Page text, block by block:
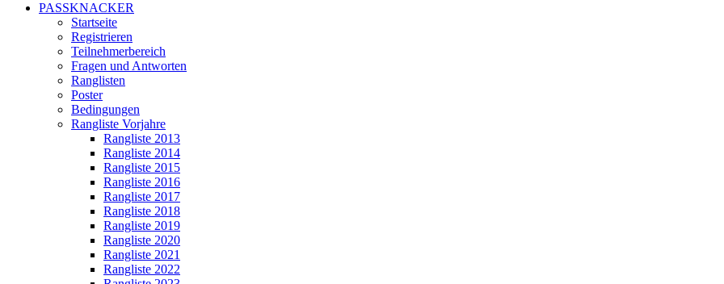
PASSKNACKER
Startseite
Registrieren
Teilnehmerbereich
Fragen und Antworten
Ranglisten
Poster
Bedingungen
Rangliste Vorjahre
Rangliste 2013
Rangliste 2014
Rangliste 2015
Rangliste 2016
Rangliste 2017
Rangliste 2018
Rangliste 2019
Rangliste 2020
Rangliste 2021
Rangliste 2022